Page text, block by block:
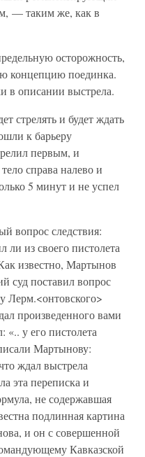
— таким же, как в
осторожность,
концепцию поединка.
в описании выстрела.
стрелять и будет ждать
к барьеру
первым, и
справа налево и
5 минут и не успел
вопрос следствия:
из своего пистолета
известно, Мартынов
суд поставил вопрос
Лерм.<онтовского>
произведенного вами
«.. у его пистолета
Мартынову:
ждал выстрела
эта переписка и
не содержавшая
подлинная картина
и он с совершенной
Кавказской